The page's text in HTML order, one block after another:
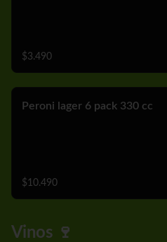
$3.490
Peroni lager 6 pack 330 cc
$10.490
Vinos 🍷